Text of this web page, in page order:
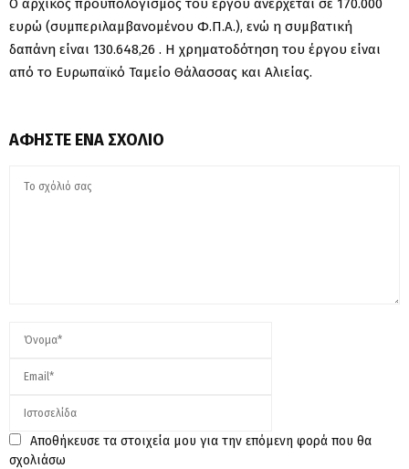
ευρώ (συμπεριλαμβανομένου Φ.Π.Α.), ενώ η συμβατική
δαπάνη είναι 130.648,26 . Η χρηματοδότηση του έργου είναι
από το Ευρωπαϊκό Ταμείο Θάλασσας και Αλιείας.
ΑΦΉΣΤΕ ΈΝΑ ΣΧΌΛΙΟ
Αποθήκευσε τα στοιχεία μου για την επόμενη φορά που θα
σχολιάσω